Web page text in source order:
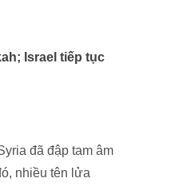
Israel tiếp tục
đã đập tam âm
nhiều tên lửa